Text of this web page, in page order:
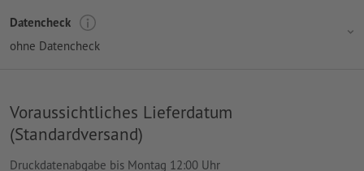
Datencheck
ohne Datencheck
Voraussichtliches Lieferdatum
(Standardversand)
Druckdatenabgabe bis Montag 12:00 Uhr